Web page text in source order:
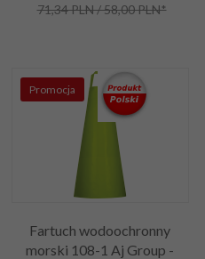
71,34 PLN / 58,00 PLN*
Promocja
Fartuch wodoochronny
morski 108-1 Aj Group -